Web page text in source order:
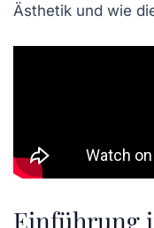
Ästhetik und wie
Einführung